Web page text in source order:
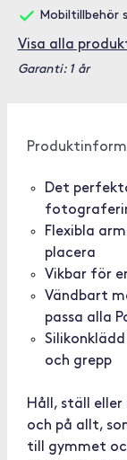
Mobiltillbehör
Visa alla
Garanti: 1 år
Det
Flexibla
placera
Vikbar för
Vändbart
passa alla
och grepp
Håll, ställ
och på allt,
till gymmet